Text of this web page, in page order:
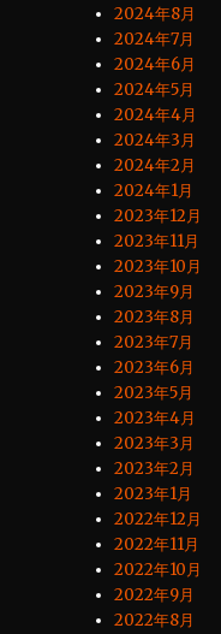
2024年8月
2024年7月
2024年6月
2024年5月
2024年4月
2024年3月
2024年2月
2024年1月
2023年12月
2023年11月
2023年10月
2023年9月
2023年8月
2023年7月
2023年6月
2023年5月
2023年4月
2023年3月
2023年2月
2023年1月
2022年12月
2022年11月
2022年10月
2022年9月
2022年8月